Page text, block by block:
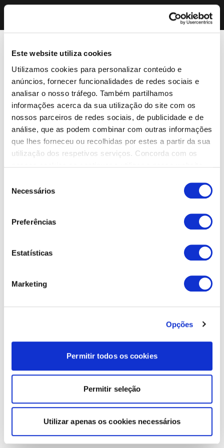
Este website utiliza cookies
Utilizamos cookies para personalizar conteúdo e
anúncios, fornecer funcionalidades de redes sociais e
analisar o nosso tráfego. Também partilhamos
informações acerca da sua utilização do site com os
nossos parceiros de redes sociais, de publicidade e de
análise, que as podem combinar com outras informações
que lhes forneceu ou recolhidas por estes a partir da sua
utilização dos respetivos serviços. Concorda com os
Necessários
Preferências
Estatísticas
Marketing
Opções
Permitir todos os cookies
Permitir seleção
Utilizar apenas os cookies necessários